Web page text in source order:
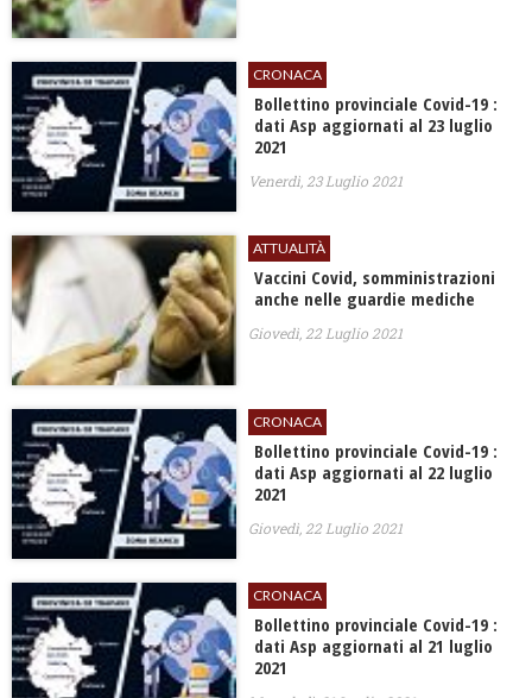
CRONACA
Bollettino provinciale Covid-19 :
dati Asp aggiornati al 23 luglio
2021
Venerdì, 23 Luglio 2021
ATTUALITÀ
Vaccini Covid, somministrazioni
anche nelle guardie mediche
Giovedì, 22 Luglio 2021
CRONACA
Bollettino provinciale Covid-19 :
dati Asp aggiornati al 22 luglio
2021
Giovedì, 22 Luglio 2021
CRONACA
Bollettino provinciale Covid-19 :
dati Asp aggiornati al 21 luglio
2021